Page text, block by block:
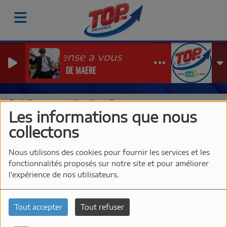
Les informations que nous
collectons
Nous utilisons des cookies pour fournir les services et les
fonctionnalités proposés sur notre site et pour améliorer
l'expérience de nos utilisateurs.
Tout accepter Tout refuser
Je pense a vous
PIERRE DE MAERE
Emissions Pop Rock Time
POP ROCK TIME